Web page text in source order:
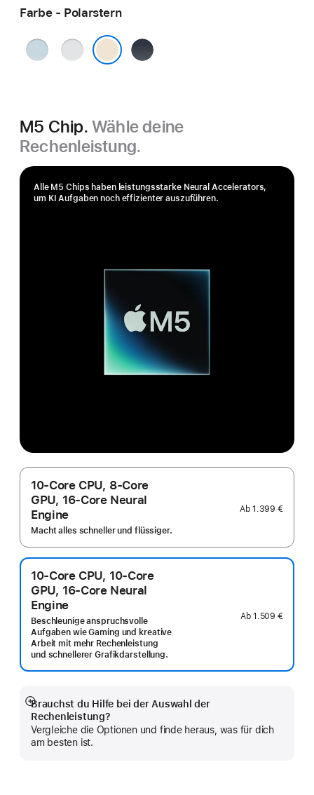
Farbe - Polarstern
Himmelblau
Silber Mitternacht
M5 Chip. Wähle deine
Rechenleistung.
Alle M5 Chips haben leistungs­starke Neural Accelerators,
um KI Aufgaben noch effizienter auszuführen.
10-Core CPU, 8-Core
GPU, 16-Core Neural
Engine
Macht alles schneller und flüssiger.
Ab 1.399 €
10-Core CPU, 10-Core
GPU, 16-Core Neural
Engine
Beschleunige anspruchsvolle
Aufgaben wie Gaming und kreative
Arbeit mit mehr Rechenleistung
und schnellerer Grafikdarstellung.
Ab 1.509 €
Brauchst du Hilfe bei der Auswahl der
Rechenleistung?
Vergleiche die Optionen und finde heraus, was für dich
am besten ist.
Mehr
anzeigen